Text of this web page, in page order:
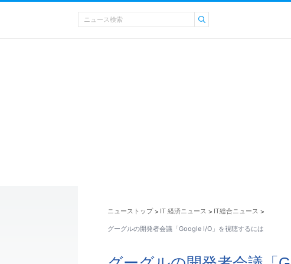
ニューストップ > IT 経済ニュース > IT総合ニュース >
グーグルの開発者会議「Google I/O」を視聴するには